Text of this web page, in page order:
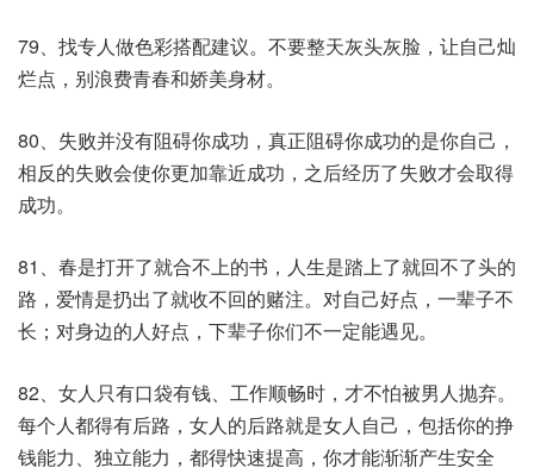
79、找专人做色彩搭配建议。不要整天灰头灰脸，让自己灿
烂点，别浪费青春和娇美身材。
80、失败并没有阻碍你成功，真正阻碍你成功的是你自己，
相反的失败会使你更加靠近成功，之后经历了失败才会取得
成功。
81、春是打开了就合不上的书，人生是踏上了就回不了头的
路，爱情是扔出了就收不回的赌注。对自己好点，一辈子不
长；对身边的人好点，下辈子你们不一定能遇见。
82、女人只有口袋有钱、工作顺畅时，才不怕被男人抛弃。
每个人都得有后路，女人的后路就是女人自己，包括你的挣
钱能力、独立能力，都得快速提高，你才能渐渐产生安全